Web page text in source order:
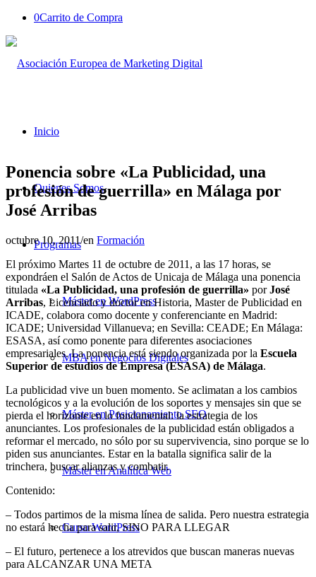
0Carrito de Compra
Inicio
Quienes Somos
Programas
Máster en WordPress
MBA en Negocios Digitales
Máster en Posicionamiento SEO
Máster en Analítica Web
Curso WordPress
Ponencia sobre «La Publicidad, una
profesión de guerrilla» en Málaga por
José Arribas
octubre 10, 2011/en Formación
El próximo Martes 11 de octubre de 2011, a las 17 horas, se
expondráen el Salón de Actos de Unicaja de Málaga una ponencia
titulada «La Publicidad, una profesión de guerrilla» porJosé
Arribas, Licenciado y doctor en Historia, Master de Publicidad en
ICADE, colabora como docente y conferenciante en Madrid:
ICADE; Universidad Villanueva; en Sevilla: CEADE; En Málaga:
ESASA, así como ponente para diferentes asociaciones
empresariales. La ponencia está siendo organizada por la Escuela
Superior de estudios de Empresa (ESASA) de Málaga.
La publicidad vive un buen momento. Se aclimatan a los cambios
tecnológicos y a la evolución de los soportes y mensajes sin que se
pierda el horizonte en lo fundamental: la estrategia de los
anunciantes. Los profesionales de la publicidad están obligados a
reformar el mercado, no sólo por su supervivencia, sino porque se lo
piden sus anunciantes. Estar en la batalla significa salir de la
trinchera, buscar alianzas y combatir.
Contenido:
– Todos partimos de la misma línea de salida. Pero nuestra estrategia
no estará hecha para salir, SINO PARA LLEGAR
– El futuro, pertenece a los atrevidos que buscan maneras nuevas
para ALCANZAR UNA META